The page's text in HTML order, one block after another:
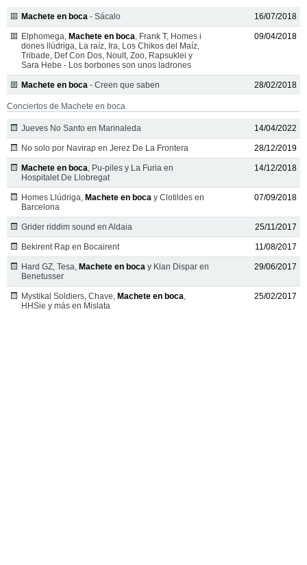
Machete en boca - Sácalo 16/07/2018
Elphomega, Machete en boca, Frank T, Homes i
dones llúdriga, La raíz, Ira, Los Chikos del Maíz,
Tribade, Def Con Dos, Noult, Zoo, Rapsuklei y
Sara Hebe - Los borbones son unos ladrones
09/04/2018
Machete en boca - Creen que saben 28/02/2018
Conciertos de Machete en boca
Jueves No Santo en Marinaleda 14/04/2022
No solo por Navirap en Jerez De La Frontera 28/12/2019
Machete en boca, Pu-piles y La Furia en
Hospitalet De Llobregat
14/12/2018
Homes Llúdriga, Machete en boca y Clotildes en
Barcelona
07/09/2018
Grider riddim sound en Aldaia 25/11/2017
Bekirent Rap en Bocairent 11/08/2017
Hard GZ, Tesa, Machete en boca y Klan Dispar en
Benetusser
29/06/2017
Mystikal Soldiers, Chave, Machete en boca,
HHSie y más en Mislata
25/02/2017